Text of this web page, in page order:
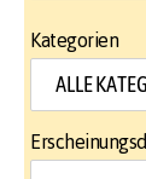
Kategorien